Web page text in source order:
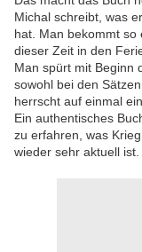
Michal schreibt, was
hat. Man bekommt so
dieser Zeit in den
Man spürt mit Beginn
sowohl bei den
herrscht auf einmal
Ein authentisches
zu erfahren, was
wieder sehr aktuell ist.